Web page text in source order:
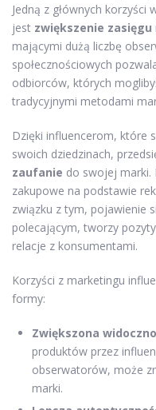
Jedną z głównych
jest zwiększenie zasięgu
mającymi dużą liczbę
społecznościowych
odbiorców, których
tradycyjnymi metodami
Dzięki influencerom, które
swoich dziedzinach,
zaufanie do swojej marki.
zakupowe na podstawie
związku z tym, pojawienie
polecającym, tworzy
relacje z konsumentami.
Korzyści z marketingu
formy:
Zwiększona
produktów przez
obserwatorów, może
marki.